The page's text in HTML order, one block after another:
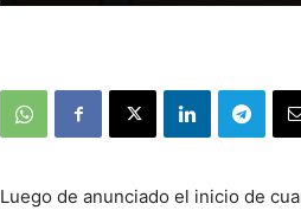
Luego de anunciado el inicio de